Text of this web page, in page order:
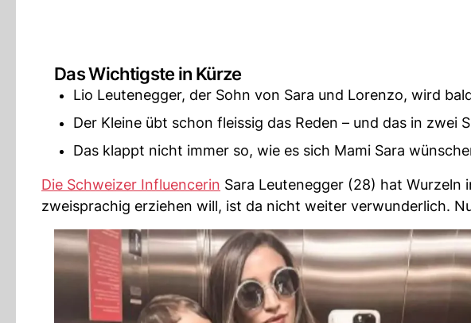
Das Wichtigste in Kürze
Lio Leutenegger, der Sohn von Sara und Lorenzo, wird
Der Kleine übt schon fleissig das Reden – und das in zwei
Das klappt nicht immer so, wie es sich Mami Sara
Die Schweizer Influencerin Sara Leutenegger (28) hat Wurzeln
zweisprachig erziehen will, ist da nicht weiter verwunderlich.